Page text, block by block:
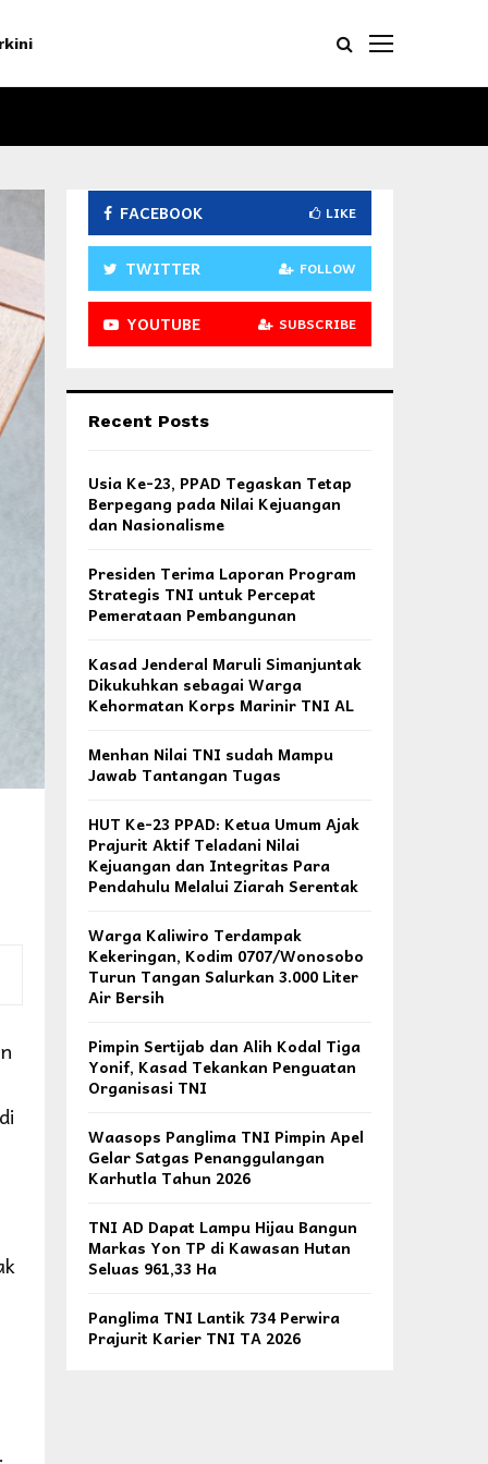
FACEBOOK LIKE
TWITTER FOLLOW
YOUTUBE SUBSCRIBE
Recent Posts
Usia Ke-23, PPAD Tegaskan Tetap
Berpegang pada Nilai Kejuangan
dan Nasionalisme
Presiden Terima Laporan Program
Strategis TNI untuk Percepat
Pemerataan Pembangunan
Kasad Jenderal Maruli Simanjuntak
Dikukuhkan sebagai Warga
Kehormatan Korps Marinir TNI AL
Menhan Nilai TNI sudah Mampu
Jawab Tantangan Tugas
HUT Ke-23 PPAD: Ketua Umum Ajak
Prajurit Aktif Teladani Nilai
Kejuangan dan Integritas Para
Pendahulu Melalui Ziarah Serentak
Warga Kaliwiro Terdampak
Kekeringan, Kodim 0707/Wonosobo
Turun Tangan Salurkan 3.000 Liter
Air Bersih
Pimpin Sertijab dan Alih Kodal Tiga
Yonif, Kasad Tekankan Penguatan
Organisasi TNI
Waasops Panglima TNI Pimpin Apel
Gelar Satgas Penanggulangan
Karhutla Tahun 2026
TNI AD Dapat Lampu Hijau Bangun
Markas Yon TP di Kawasan Hutan
Seluas 961,33 Ha
Panglima TNI Lantik 734 Perwira
Prajurit Karier TNI TA 2026